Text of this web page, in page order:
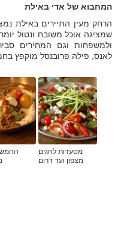
המחבוא של אדי באילת
הרחק מעין התיירים באילת
שמציגה אוכל משובח ונטול
ולמשפחות וגם המחירים
לאנס, פילה פרובנסל מוקפץ
מסעדות לחגים
מצפון ועד דרום